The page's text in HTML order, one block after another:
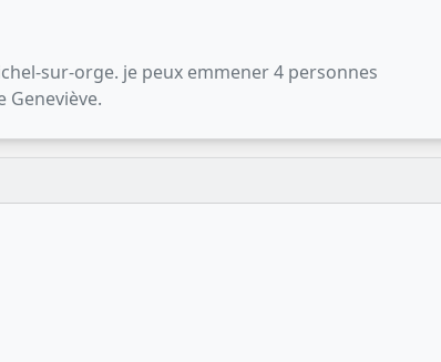
sur-orge. je peux emmener 4 personnes
Geneviève.